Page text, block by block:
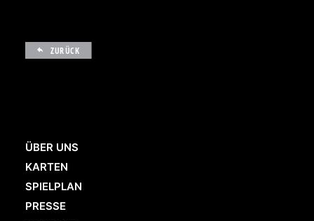
ZURÜCK
ÜBER UNS
KARTEN
SPIELPLAN
PRESSE